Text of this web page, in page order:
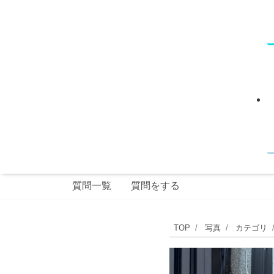
質問一覧 質問をする
自
由
TOP 写真 カテゴリ